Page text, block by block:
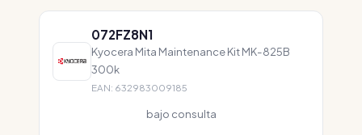
072FZ8N1
Kyocera Mita Maintenance Kit MK-825B
300k
EAN: 632983009185
bajo consulta